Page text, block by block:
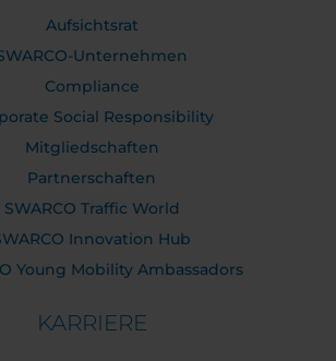
Aufsichtsrat
Unternehmen
Compliance
Social Responsibility
Mitgliedschaften
Partnerschaften
SWARCO Traffic World
Innovation Hub
Young Mobility Ambassadors
KARRIERE